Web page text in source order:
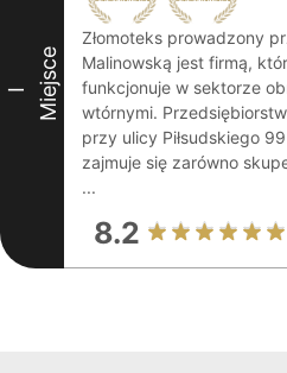
I Miejsce
Złomoteks prowadzony
Malinowską jest firmą,
funkcjonuje w sektorze
wtórnymi.
przy ulicy Piłsudskiego
zajmuje się zarówno
...
8.2